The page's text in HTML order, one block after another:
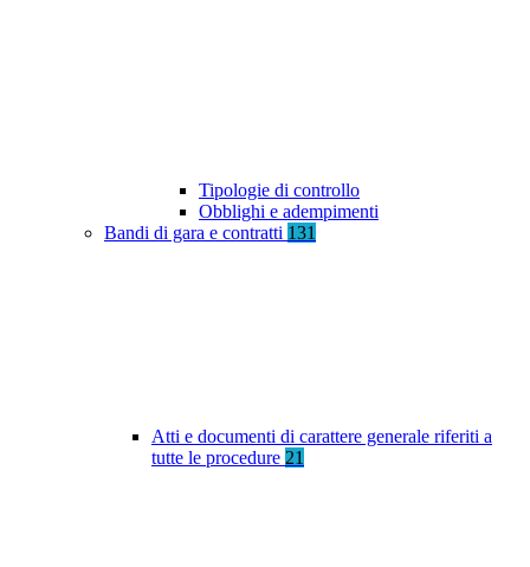
Tipologie di controllo
Obblighi e adempimenti
Bandi di gara e contratti 131
Atti e documenti di carattere generale riferiti a
tutte le procedure 21